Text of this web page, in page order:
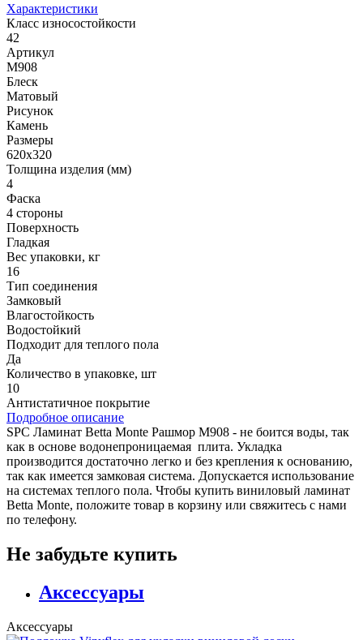
Характеристики
Класс износостойкости
42
Артикул
M908
Блеск
Матовый
Рисунок
Камень
Размеры
620x320
Толщина изделия (мм)
4
Фаска
4 стороны
Поверхность
Гладкая
Вес упаковки, кг
16
Тип соединения
Замковый
Влагостойкость
Водостойкий
Подходит для теплого пола
Да
Количество в упаковке, шт
10
Антистатичное покрытие
Подробное описание
SPC Ламинат Betta Monte Рашмор M908 - не боится воды, так
как в основе водонепроницаемая плита. Укладка
производится достаточно легко и без крепления к основанию,
так как имеется замковая система. Допускается использование
на системах теплого пола. Чтобы купить виниловый ламинат
Betta Monte, положите товар в корзину или свяжитесь с нами
по телефону.
Не забудьте купить
Аксессуары
Аксессуары